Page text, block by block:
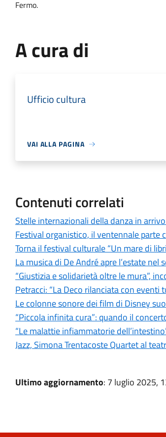
Fermo.
A cura di
Ufficio cultura
VAI ALLA PAGINA
Contenuti correlati
Stelle internazionali della danza in
Festival organistico, il ventennale parte
Torna il festival culturale “Un mare di
La musica di De André apre l’estate nel
“Giustizia e solidarietà oltre le mura”,
Petracci: “La Deco rilanciata con eventi
Le colonne sonore dei film di Disney
“Piccola infinita cura”: quando il
“Le malattie infiammatorie
Jazz, Simona Trentacoste Quartet al
Ultimo aggiornamento: 7 luglio 2025,